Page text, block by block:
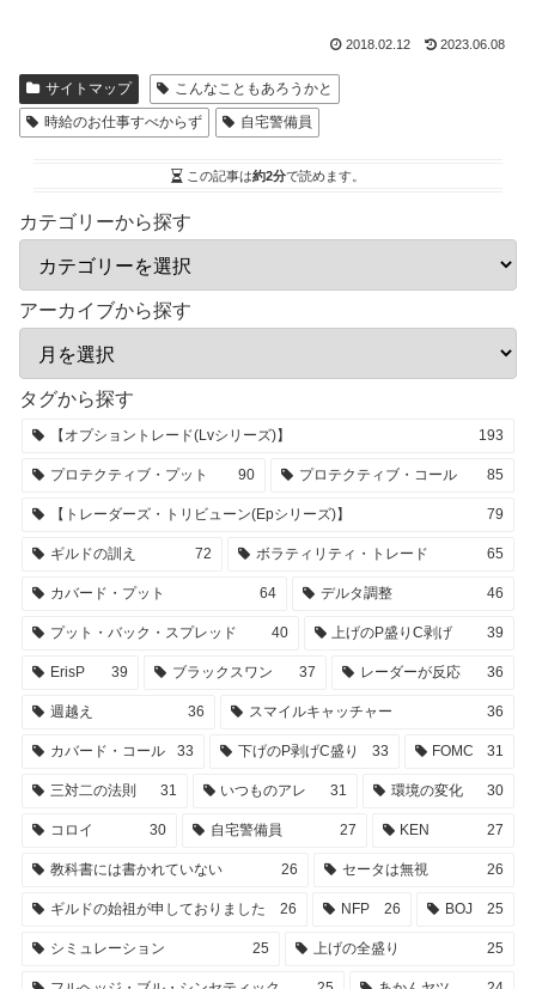
2018.02.12 2023.06.08
サイトマップ
こんなこともあろうかと
時給のお仕事すべからず
自宅警備員
この記事は約2分で読めます。
カテゴリーから探す
アーカイブから探す
タグから探す
【オプショントレード(Lvシリーズ)】 193
プロテクティブ・プット 90 プロテクティブ・コール 85
【トレーダーズ・トリビューン(Epシリーズ)】 79
ギルドの訓え 72 ボラティリティ・トレード 65
カバード・プット 64 デルタ調整 46
プット・バック・スプレッド 40 上げのP盛りC剥げ 39
ErisP 39 ブラックスワン 37 レーダーが反応 36
週越え 36 スマイルキャッチャー 36
カバード・コール 33 下げのP剥げC盛り 33 FOMC 31
三対二の法則 31 いつものアレ 31 環境の変化 30
コロイ 30 自宅警備員 27 KEN 27
教科書には書かれていない 26 セータは無視 26
ギルドの始祖が申しておりました 26 NFP 26 BOJ 25
シミュレーション 25 上げの全盛り 25